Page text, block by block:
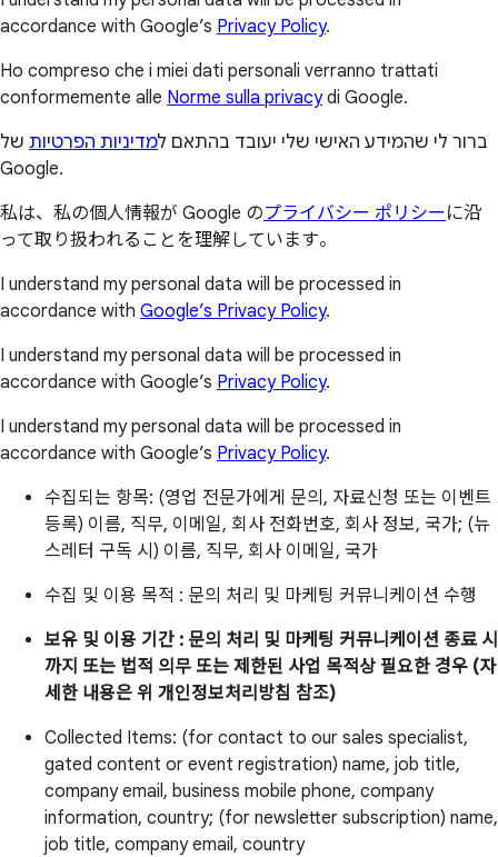
accordance with Google’s Privacy Policy.
Ho compreso che i miei dati personali verranno trattati
conformemente alle Norme sulla privacydi Google.
ברור לי שהמידע האישי שלי יעובד בהתאם למדיניות הפרטיות של
Google.
私は、私の個人情報が Google のプライバシー ポリシー に沿
って取り扱われることを理解しています。
I understand my personal data will be processed in
accordance with Google’s Privacy Policy.
I understand my personal data will be processed in
accordance with Google’s Privacy Policy.
I understand my personal data will be processed in
accordance with Google’s Privacy Policy.
수집되는 항목: (영업 전문가에게 문의, 자료신청 또는 이벤트
등록) 이름, 직무, 이메일, 회사 전화번호, 회사 정보, 국가; (뉴
스레터 구독 시) 이름, 직무, 회사 이메일, 국가
수집 및 이용 목적 : 문의 처리 및 마케팅 커뮤니케이션 수행
보유 및 이용 기간 : 문의 처리 및 마케팅 커뮤니케이션 종료 시
까지 또는 법적 의무 또는 제한된 사업 목적상 필요한 경우 (자
세한 내용은 위 개인정보처리방침 참조)
Collected Items: (for contact to our sales specialist,
gated content or event registration) name, job title,
company email, business mobile phone, company
information, country; (for newsletter subscription) name,
job title, company email, country